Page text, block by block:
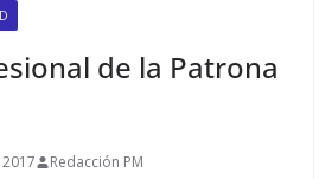
de la Patrona
Redacción PM